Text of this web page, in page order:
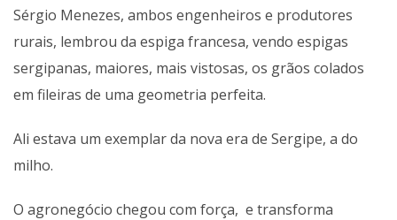
Sérgio Menezes, ambos engenheiros e produtores
rurais, lembrou da espiga francesa, vendo espigas
sergipanas, maiores, mais vistosas, os grãos colados
em fileiras de uma geometria perfeita.
Ali estava um exemplar da nova era de Sergipe, a do
milho.
O agronegócio chegou com força, e transforma